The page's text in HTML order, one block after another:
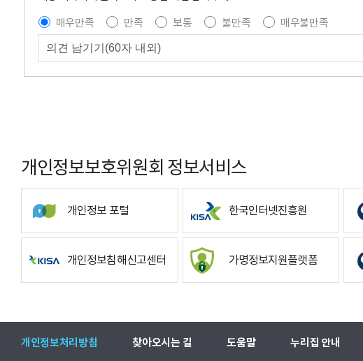
매우만족
만족 보통 불만족
매우불만족
개인정보보호위원회 정보서비스
개인정보 포털 한국인터넷진흥원
개인정보침해신고센터 가명정보지원플랫폼
개인정보처리방침 찾아오시는 길 도움말 누리집 안내